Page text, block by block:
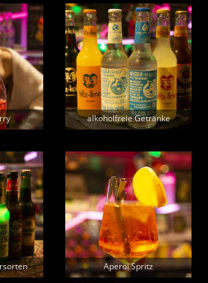
alkoholfreie Getränke
Aperol Spritz